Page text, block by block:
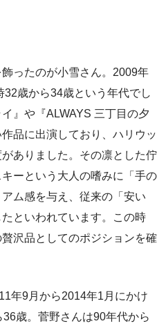
ったのが小雪さん。2009年
歳から34歳という年代でし
』や『ALWAYS 三丁目の夕
品に出演しており、ハリウッ
ありました。その凛とした佇
ーという大人の嗜みに「手の
ム感を与え、従来の「安い
といわれています。この時
沢品としてのポジションを確
年9月から2014年1月にかけ
歳。菅野さんは90年代から